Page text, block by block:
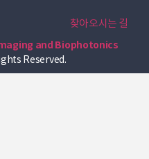
찾아오시는 길
and Biophotonics
Reserved.